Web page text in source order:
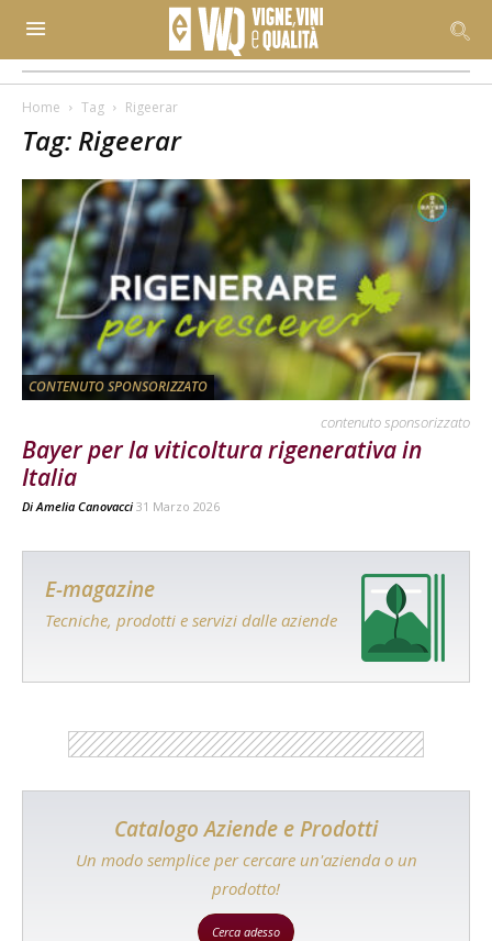
Home Tag Rigeerar
Tag: Rigeerar
CONTENUTO SPONSORIZZATO
contenuto sponsorizzato
Bayer per la viticoltura rigenerativa in
Italia
DiAmelia Canovacci 31 Marzo 2026
E-magazine
Tecniche, prodotti e servizi dalle aziende
Catalogo Aziende e Prodotti
Un modo semplice per cercare un'azienda o un
prodotto!
Cerca adesso